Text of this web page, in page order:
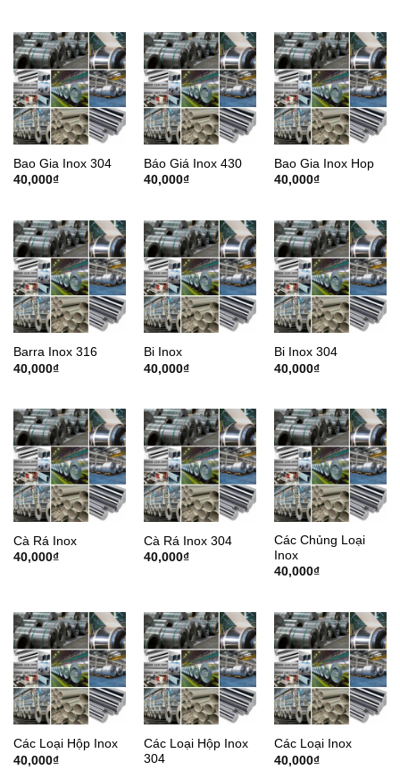
Bao Gia Inox 304
40,000₫
Báo Giá Inox 430
40,000₫
Bao Gia Inox Hop
40,000₫
Barra Inox 316
40,000₫
Bi Inox
40,000₫
Bi Inox 304
40,000₫
Cà Rá Inox
40,000₫
Cà Rá Inox 304
40,000₫
Các Chủng Loại
Inox
40,000₫
Các Loại Hộp Inox
40,000₫
Các Loại Hộp Inox
304
Các Loại Inox
40,000₫